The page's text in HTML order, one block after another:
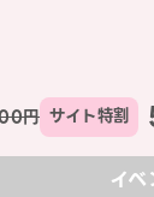
円 サイト特割
イ